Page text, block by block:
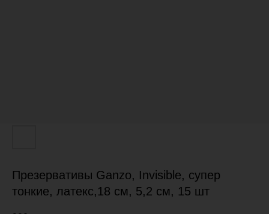
Презервативы Ganzo, Invisible, супер
тонкие, латекс,18 см, 5,2 см, 15 шт